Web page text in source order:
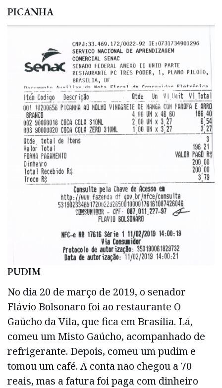
PICANHA
PUDIM
No dia 20 de março de 2019, o senador
Flávio Bolsonaro foi ao restaurante O
Gaúcho da Vila, que fica em Brasília. Lá,
comeu um Misto Gaúcho, acompanhado de
refrigerante. Depois, comeu um pudim e
tomou um café. A conta não chegou a 70
reais, mas a fatura foi paga com dinheiro